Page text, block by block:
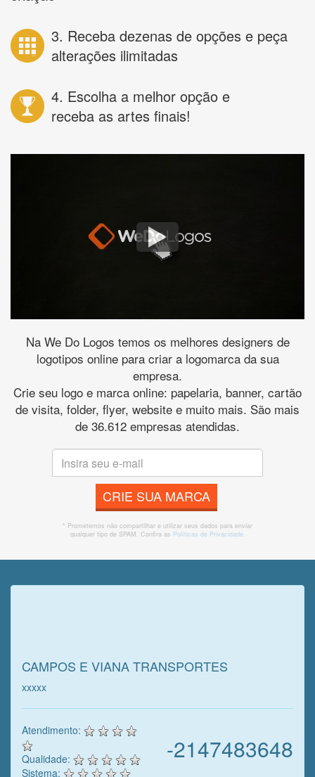
3. Receba dezenas de opções e peça
alterações ilimitadas
4. Escolha a melhor opção e
receba as artes finais!
Na We Do Logos temos os melhores designers de
logotipos online para criar a logomarca da sua
empresa.
Crie seu logo e marca online: papelaria, banner, cartão
de visita, folder, flyer, website e muito mais. São mais
de 36.612 empresas atendidas.
CRIE SUA MARCA
* Prometemos não compartilhar e utilizar seus dados para enviar
qualquer tipo de SPAM. Confira as Políticas de Privacidade.
CAMPOS E VIANA TRANSPORTES
xxxxx
-2147483648
Atendimento:
Qualidade:
Sistema: